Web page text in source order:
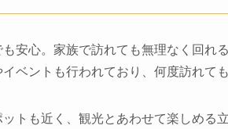
安心。家族で訪れても無理なく回れ
ベントも行われており、何度訪れて
トも近く、観光とあわせて楽しめる